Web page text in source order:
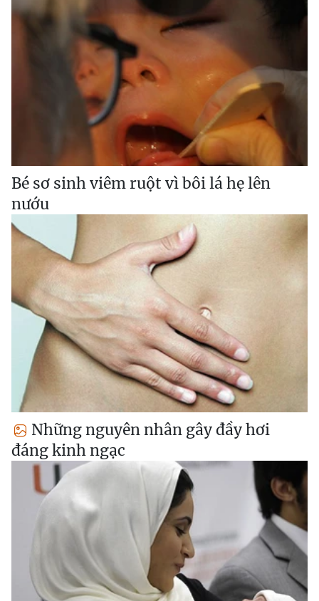
Bé sơ sinh viêm ruột vì bôi lá hẹ lên
nướu
Những nguyên nhân gây đầy hơi
đáng kinh ngạc